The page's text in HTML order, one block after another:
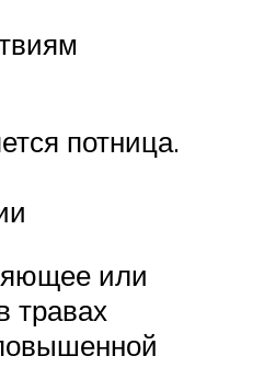
потница.
или
травах